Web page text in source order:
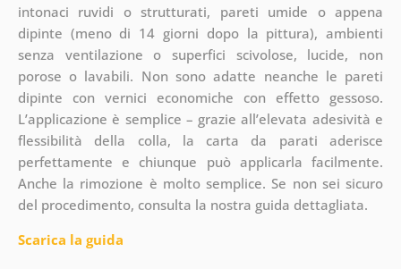
intonaci ruvidi o strutturati, pareti umide o appena
dipinte (meno di 14 giorni dopo la pittura), ambienti
senza ventilazione o superfici scivolose, lucide, non
porose o lavabili. Non sono adatte neanche le pareti
dipinte con vernici economiche con effetto gessoso.
L’applicazione è semplice – grazie all’elevata adesività e
flessibilità della colla, la carta da parati aderisce
perfettamente e chiunque può applicarla facilmente.
Anche la rimozione è molto semplice. Se non sei sicuro
del procedimento, consulta la nostra guida dettagliata.
Scarica la guida